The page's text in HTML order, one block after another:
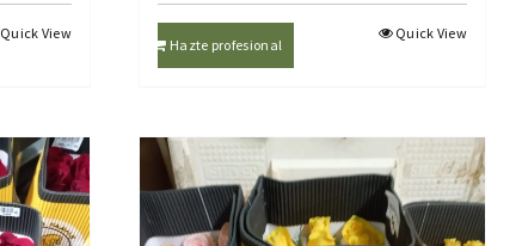
Quick View
Hazte profesional
Quick View